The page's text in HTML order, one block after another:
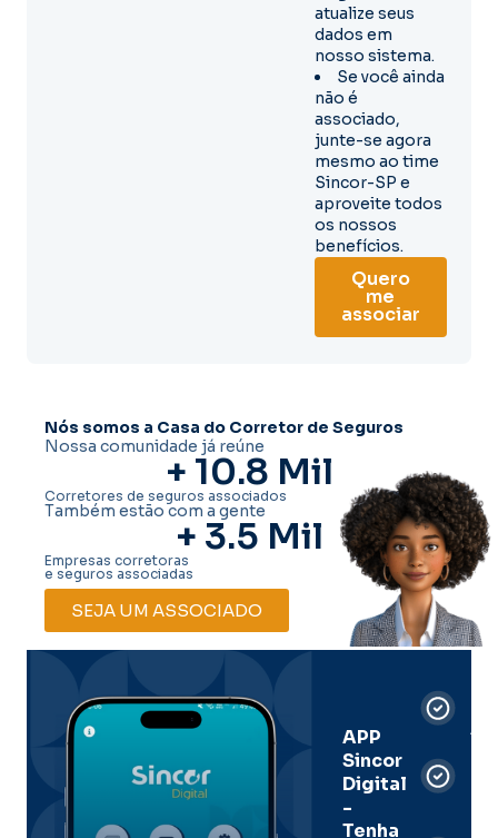
atualize seus
dados em
nosso sistema.
Se você ainda
não é
associado,
junte-se agora
mesmo ao time
Sincor-SP e
aproveite todos
os nossos
benefícios.
Quero
me
associar
Nós somos a Casa do Corretor de Seguros
Nossa comunidade já reúne
+ 10.8 Mil
Corretores de seguros associados
Também estão com a gente
+ 3.5 Mil
Empresas corretoras
e seguros associadas
SEJA UM ASSOCIADO
APP
Sincor
Digital
-
Tenha